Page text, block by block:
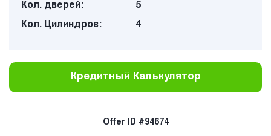
Кол. дверей:
5
Кол. Цилиндров:
4
Кредитный Калькулятор
Offer ID #94674